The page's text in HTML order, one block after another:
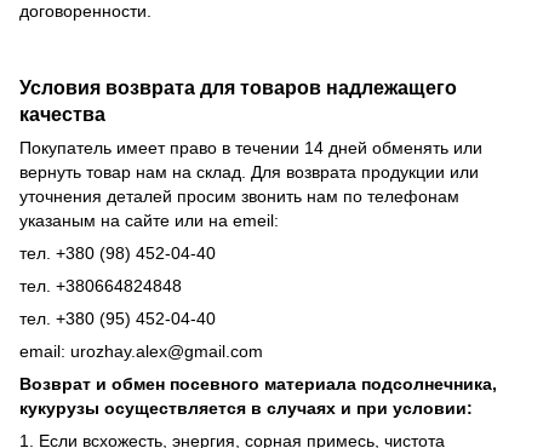
договоренности.
Условия возврата для товаров надлежащего
качества
Покупатель имеет право в течении 14 дней обменять или
вернуть товар нам на склад. Для возврата продукции или
уточнения деталей просим звонить нам по телефонам
указаным на сайте или на emeil:
тел. +380 (98) 452-04-40
тел. +380664824848
тел. +380 (95) 452-04-40
email: urozhay.alex@gmail.com
Возврат и обмен посевного материала подсолнечника,
кукурузы осуществляется в случаях и при условии:
1. Если всхожесть, энергия, сорная примесь, чистота